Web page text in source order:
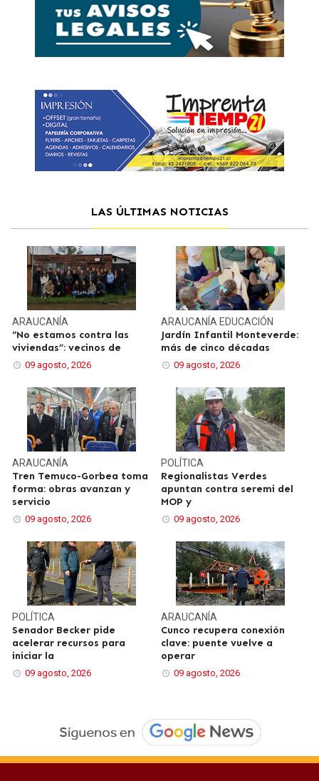
LAS ÚLTIMAS NOTICIAS
ARAUCANÍA
“No estamos contra las
viviendas”: vecinos de
09 agosto, 2026
ARAUCANÍA EDUCACIÓN
Jardín Infantil Monteverde:
más de cinco décadas
09 agosto, 2026
ARAUCANÍA
Tren Temuco-Gorbea toma
forma: obras avanzan y
servicio
09 agosto, 2026
POLÍTICA
Regionalistas Verdes
apuntan contra seremi del
MOP y
09 agosto, 2026
POLÍTICA
Senador Becker pide
acelerar recursos para
iniciar la
09 agosto, 2026
ARAUCANÍA
Cunco recupera conexión
clave: puente vuelve a
operar
09 agosto, 2026